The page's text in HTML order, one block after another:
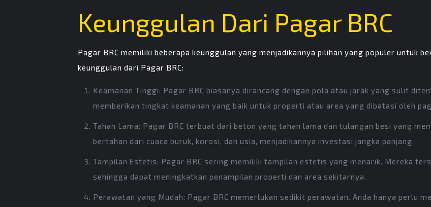
Keunggulan Dari Pagar BRC
Pagar BRC memiliki beberapa keunggulan yang menjadikannya pilihan yang populer untuk
keunggulan dari Pagar BRC:
Keamanan Tinggi: Pagar BRC biasanya dirancang dengan pola atau jarak yang sulit
memberikan tingkat keamanan yang baik untuk properti atau area yang dibatasi oleh
Tahan Lama: Pagar BRC terbuat dari beton yang tahan lama dan tulangan besi yang
bertahan dari cuaca buruk, korosi, dan usia, menjadikannya investasi jangka panjang.
Tampilan Estetis: Pagar BRC sering memiliki tampilan estetis yang menarik. Mereka
sehingga dapat meningkatkan penampilan properti dan area sekitarnya.
Perawatan yang Mudah: Pagar BRC memerlukan sedikit perawatan. Anda hanya perlu